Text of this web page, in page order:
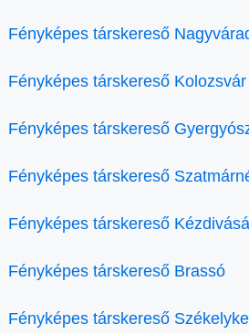
Fényképes társkereső
Fényképes társkereső Kolozsvár
Fényképes társkereső
Fényképes társkereső
Fényképes társkereső
Fényképes társkereső Brassó
Fényképes társkereső